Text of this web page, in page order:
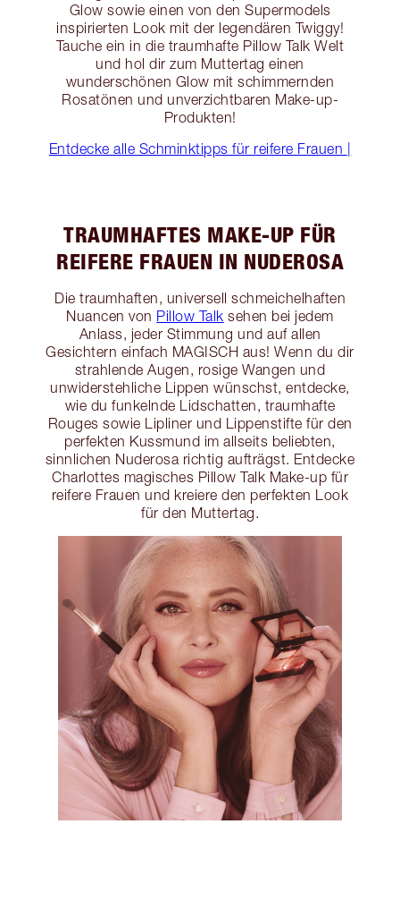
Glow sowie einen von den Supermodels
inspirierten Look mit der legendären Twiggy!
Tauche ein in die traumhafte Pillow Talk Welt
und hol dir zum Muttertag einen
wunderschönen Glow mit schimmernden
Rosatönen und unverzichtbaren Make-up-
Produkten!
Entdecke alle Schminktipps für reifere Frauen |
TRAUMHAFTES MAKE-UP FÜR
REIFERE FRAUEN IN NUDEROSA
Die traumhaften, universell schmeichelhaften
Nuancen von Pillow Talk sehen bei jedem
Anlass, jeder Stimmung und auf allen
Gesichtern einfach MAGISCH aus! Wenn du dir
strahlende Augen, rosige Wangen und
unwiderstehliche Lippen wünschst, entdecke,
wie du funkelnde Lidschatten, traumhafte
Rouges sowie Lipliner und Lippenstifte für den
perfekten Kussmund im allseits beliebten,
sinnlichen Nuderosa richtig aufträgst. Entdecke
Charlottes magisches Pillow Talk Make-up für
reifere Frauen und kreiere den perfekten Look
für den Muttertag.